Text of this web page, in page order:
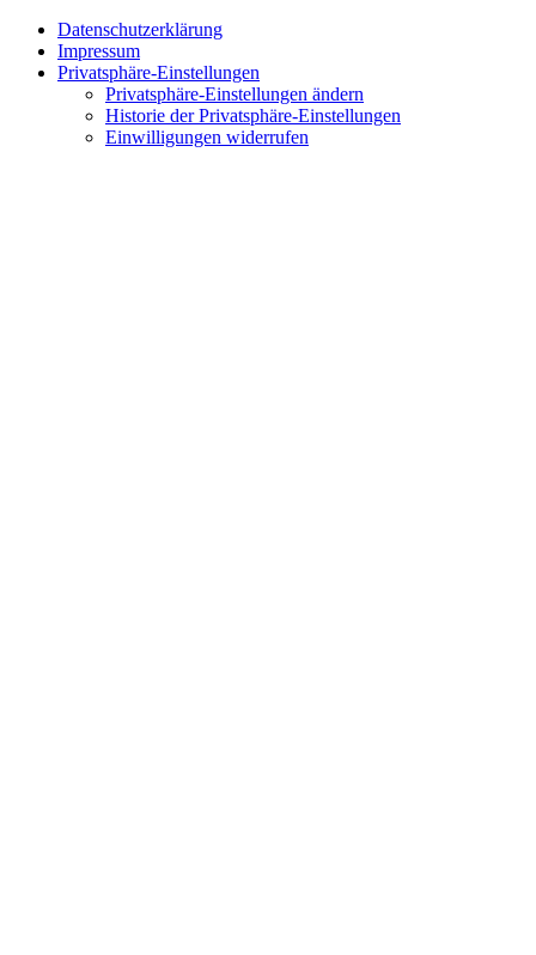
Datenschutzerklärung
Impressum
Privatsphäre-Einstellungen
Privatsphäre-Einstellungen ändern
Historie der Privatsphäre-Einstellungen
Einwilligungen widerrufen